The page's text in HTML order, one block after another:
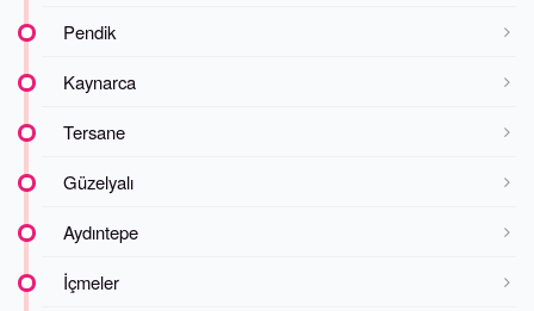
Pendik
Kaynarca
Tersane
Güzelyalı
Aydıntepe
İçmeler